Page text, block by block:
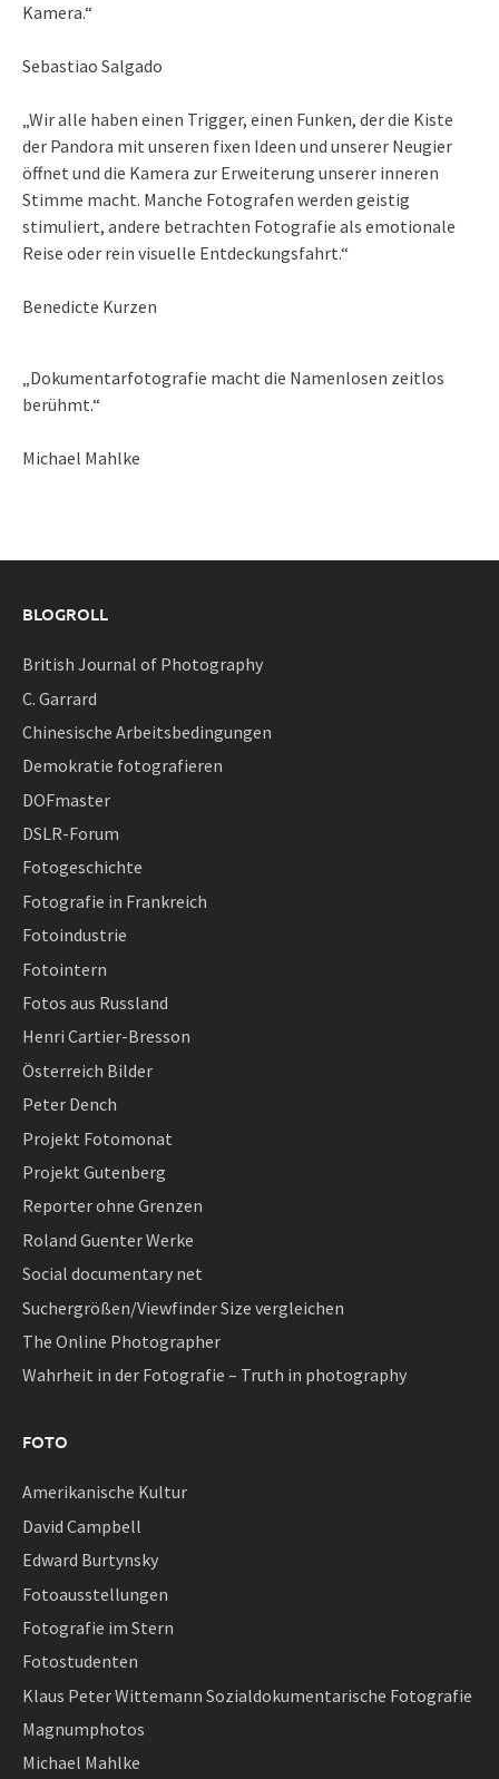
Kamera.“
Sebastiao Salgado
„Wir alle haben einen Trigger, einen Funken, der die Kiste
der Pandora mit unseren fixen Ideen und unserer Neugier
öffnet und die Kamera zur Erweiterung unserer inneren
Stimme macht. Manche Fotografen werden geistig
stimuliert, andere betrachten Fotografie als emotionale
Reise oder rein visuelle Entdeckungsfahrt.“
Benedicte Kurzen
„Dokumentarfotografie macht die Namenlosen zeitlos
berühmt.“
Michael Mahlke
BLOGROLL
British Journal of Photography
C. Garrard
Chinesische Arbeitsbedingungen
Demokratie fotografieren
DOFmaster
DSLR-Forum
Fotogeschichte
Fotografie in Frankreich
Fotoindustrie
Fotointern
Fotos aus Russland
Henri Cartier-Bresson
Österreich Bilder
Peter Dench
Projekt Fotomonat
Projekt Gutenberg
Reporter ohne Grenzen
Roland Guenter Werke
Social documentary net
Suchergrößen/Viewfinder Size vergleichen
The Online Photographer
Wahrheit in der Fotografie – Truth in photography
FOTO
Amerikanische Kultur
David Campbell
Edward Burtynsky
Fotoausstellungen
Fotografie im Stern
Fotostudenten
Klaus Peter Wittemann Sozialdokumentarische Fotografie
Magnumphotos
Michael Mahlke